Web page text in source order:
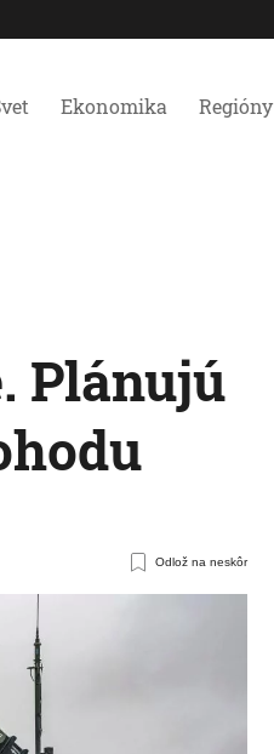
Ekonomika Regióny
Plánujú
Odlož na neskôr